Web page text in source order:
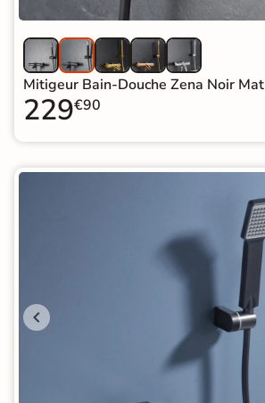
Mitigeur Bain-Douche Zena Noir Mat
229€90